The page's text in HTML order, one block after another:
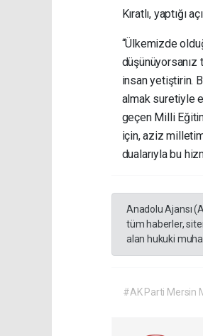
Kıratlı, yaptığı
“Ülkemizde
düşünüyorsanız
insan yetiştirin.
almak suretiyle
geçen Milli
için, aziz
dualarıyla bu
Anadolu Ajansı
tüm haberler,
alan hukuki
#AK Parti Mersin